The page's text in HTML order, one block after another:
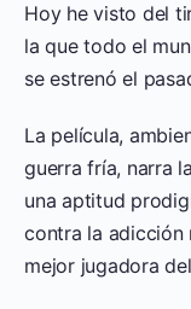
Hoy he visto del
la que todo el
se estrenó el
La película,
guerra fría, narra
una aptitud
contra la adicción
mejor jugadora